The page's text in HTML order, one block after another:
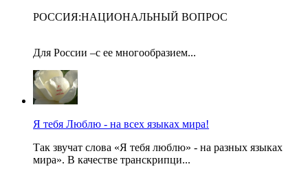
РОССИЯ:НАЦИОНАЛЬНЫЙ ВОПРОС
Для России –с ее многообразием...
Я тебя Люблю - на всех языках мира!
Так звучат слова «Я тебя люблю» - на разных языках
мира». В качестве транскрипци...